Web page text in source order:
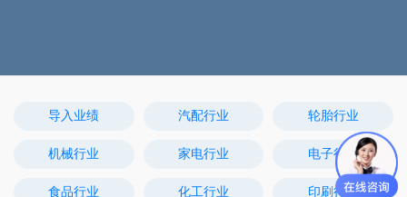
导入业绩 汽配行业 轮胎行业
机械行业 家电行业 电子行业
食品行业 化工行业 印刷行业